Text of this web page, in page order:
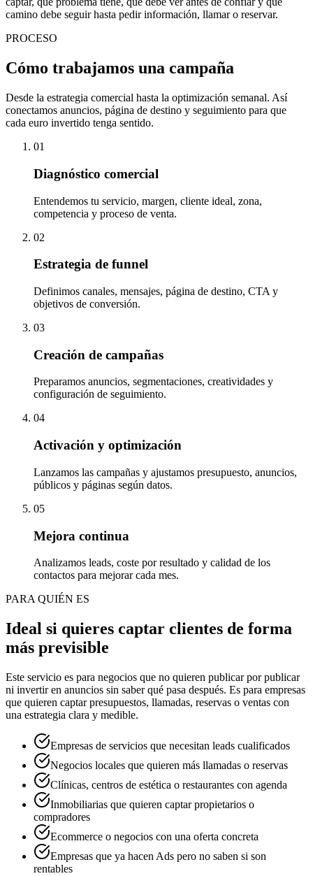
camino debe seguir hasta pedir información, llamar o reservar.
PROCESO
Cómo trabajamos una campaña
Desde la estrategia comercial hasta la optimización semanal. Así
conectamos anuncios, página de destino y seguimiento para que
cada euro invertido tenga sentido.
01
Diagnóstico comercial
Entendemos tu servicio, margen, cliente ideal, zona,
competencia y proceso de venta.
02
Estrategia de funnel
Definimos canales, mensajes, página de destino, CTA y
objetivos de conversión.
03
Creación de campañas
Preparamos anuncios, segmentaciones, creatividades y
configuración de seguimiento.
04
Activación y optimización
Lanzamos las campañas y ajustamos presupuesto, anuncios,
públicos y páginas según datos.
05
Mejora continua
Analizamos leads, coste por resultado y calidad de los
contactos para mejorar cada mes.
PARA QUIÉN ES
Ideal si quieres captar clientes de forma
más previsible
Este servicio es para negocios que no quieren publicar por publicar
ni invertir en anuncios sin saber qué pasa después. Es para empresas
que quieren captar presupuestos, llamadas, reservas o ventas con
una estrategia clara y medible.
Empresas de servicios que necesitan leads cualificados
Negocios locales que quieren más llamadas o reservas
Clínicas, centros de estética o restaurantes con agenda
Inmobiliarias que quieren captar propietarios o
compradores
Ecommerce o negocios con una oferta concreta
Empresas que ya hacen Ads pero no saben si son
rentables